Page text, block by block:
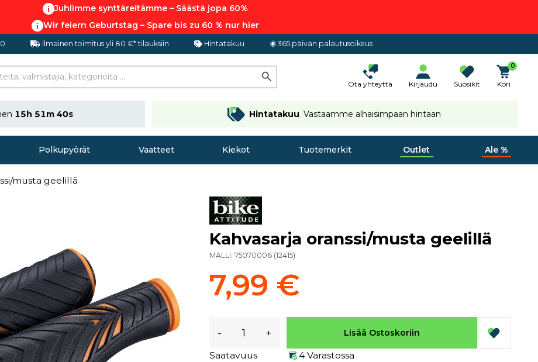
Juhlimme synttäreitämme – Säästä jopa 60%
Wir feiern Geburtstag – Spare bis zu 60 % nur hier
Ilmainen toimitus yli 80 €* tilauksiin Hintatakuu 365 päivän palautusoikeus
Ota yhteyttä Kirjaudu Suosikit
0
Kori
15h 51m 39s Hintatakuu Vastaamme alhaisimpaan hintaan
Polkupyörät Vaatteet Kiekot Tuotemerkit Outlet Ale %
musta geelillä
Kahvasarja oranssi/musta geelillä
MALLI:75070006 (12415)
7,99 €
- + Lisää Ostoskoriin
Saatavuus
4 Varastossa